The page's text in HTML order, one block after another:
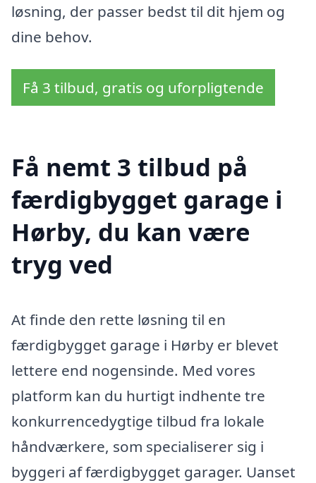
løsning, der passer bedst til dit hjem og
dine behov.
Få 3 tilbud, gratis og uforpligtende
Få nemt 3 tilbud på
færdigbygget garage i
Hørby, du kan være
tryg ved
At finde den rette løsning til en
færdigbygget garage i Hørby er blevet
lettere end nogensinde. Med vores
platform kan du hurtigt indhente tre
konkurrencedygtige tilbud fra lokale
håndværkere, som specialiserer sig i
byggeri af færdigbygget garager. Uanset